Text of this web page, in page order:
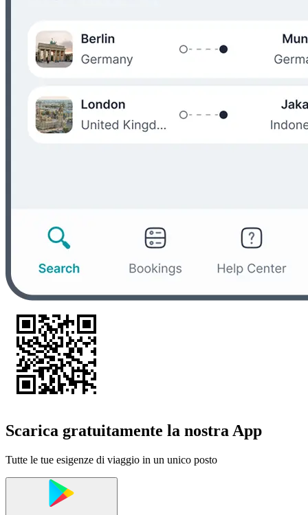
Scarica gratuitamente la nostra App
Tutte le tue esigenze di viaggio in un unico posto